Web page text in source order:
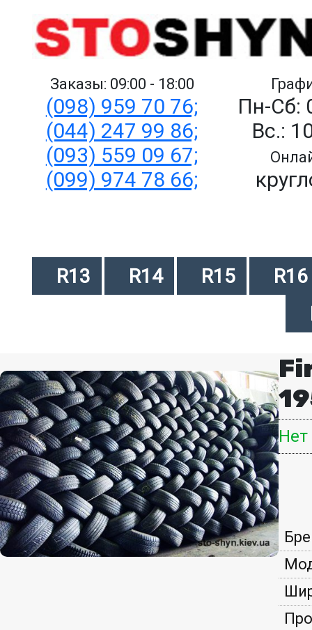
Заказы: 09:00 - 18:00
(098) 959 70 76;
(044) 247 99 86;
(093) 559 09 67;
(099) 974 78 66;
Пн-Сб:
Вс.:
R13 R14 R15
R16